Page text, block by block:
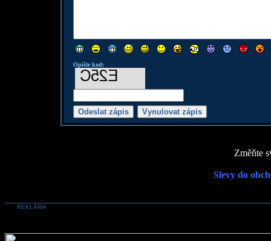
Opište kod:
Změňte
Slevy do
REKLAMA